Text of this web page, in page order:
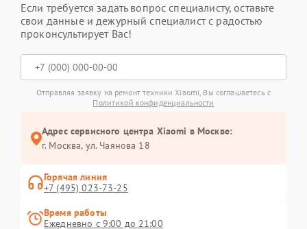
Если требуется задать вопрос специалисту, оставьте
свои данные и дежурный специалист с радостью
проконсультирует Вас!
Отправляя заявку на ремонт техники Xiaomi, Вы соглашаетесь с
Политикой конфиденциальности
Адрес сервисного центра Xiaomi в Москве:
г. Москва, ул. Чаянова 18
Горячая линия
+7 (495) 023-73-25
Время работы
Ежедневно с 9:00 до 21:00